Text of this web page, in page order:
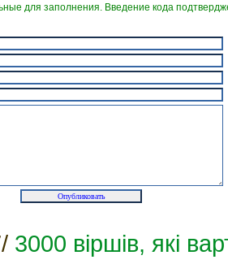
для заполнения. Введение кода
3000 віршів, які